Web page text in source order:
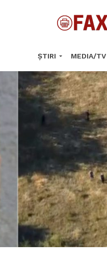
ȘTIRI MEDIA/TV